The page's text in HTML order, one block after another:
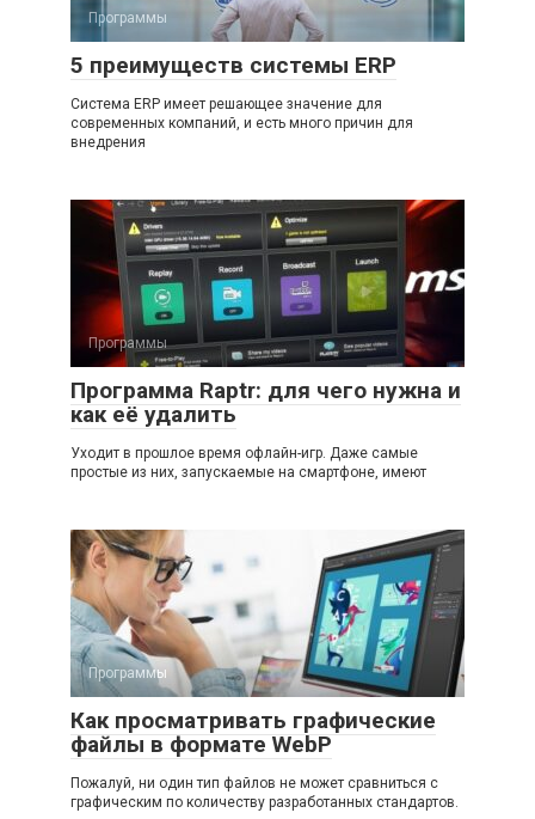
Программы
5 преимуществ системы ERP
Система ERP имеет решающее значение для
современных компаний, и есть много причин для
внедрения
Программы
Программа Raptr: для чего нужна и
как её удалить
Уходит в прошлое время офлайн-игр. Даже самые
простые из них, запускаемые на смартфоне, имеют
Программы
Как просматривать графические
файлы в формате WebP
Пожалуй, ни один тип файлов не может сравниться с
графическим по количеству разработанных стандартов.